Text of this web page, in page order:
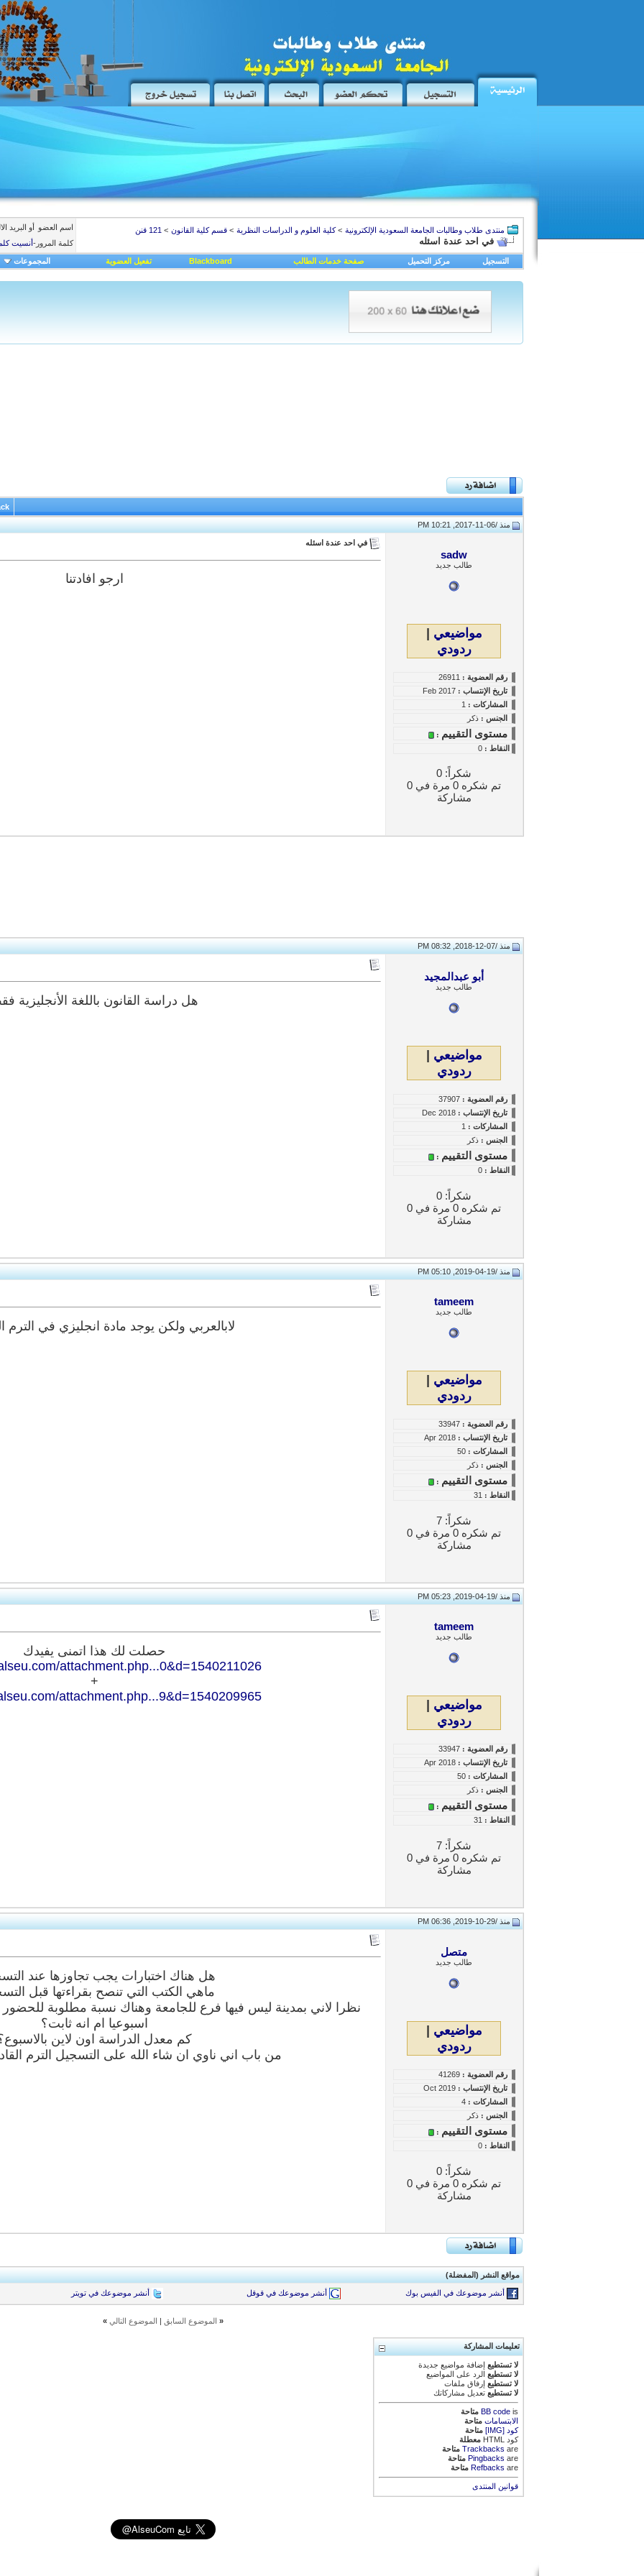
منتدى طلاب وطالبات الجامعة السعودية الإلكترونية >كلية العلوم و الدراسات النظرية >قسم كلية القانون > 121 قنن
في احد عندة اسئله
اسم العضو أو البريد
كلمة المرور-أنسيت
التسجيل مركز التحميل صفحة خدمات الطالب Blackboard تفعيل العضوية المجموعات
منذ /06-11-2017, 10:21 PM
sadw
طالب جديد
مواضيعي |
ردودي
رقم العضوية : 26911
تاريخ الإنتساب :
Feb 2017
المشاركات : 1
الجنس :ذكر
مستوى التقييم :
النقاط :
0
شكراً: 0
تم شكره 0 مرة في 0
مشاركة
في احد عندة اسئله
ارجو افادتنا
منذ /07-12-2018, 08:32 PM
أبو عبدالمجيد
طالب جديد
مواضيعي
ردودي
رقم العضوية :37907
تاريخ الإنتساب :
Dec 2018
المشاركات : 1
الجنس :ذكر
مستوى التقييم :
النقاط :
0
شكراً: 0
تم شكره 0 مرة في 0
مشاركة
هل دراسة القانون باللغة الأنجليزية
منذ /19-04-2019, 05:10 PM
tameem
طالب جديد
مواضيعي
ردودي
رقم العضوية :33947
تاريخ الإنتساب :
Apr 2018
المشاركات :50
الجنس :ذكر
مستوى التقييم :
النقاط :
31
شكراً: 7
تم شكره 0 مرة في 0
مشاركة
لابالعربي ولكن يوجد مادة انجليزي في الترم
منذ /19-04-2019, 05:23 PM
tameem
طالب جديد
مواضيعي
ردودي
رقم العضوية :33947
تاريخ الإنتساب :
Apr 2018
المشاركات :50
الجنس :ذكر
مستوى التقييم :
النقاط :
31
شكراً: 7
تم شكره 0 مرة في 0
مشاركة
حصلت لك هذا اتمنى يفيدك
attachment.php...0&d=1540211026
+
attachment.php...9&d=1540209965
منذ /29-10-2019, 06:36 PM
متصل
طالب جديد
مواضيعي
ردودي
رقم العضوية :41269
تاريخ الإنتساب :
Oct 2019
المشاركات :4
الجنس :ذكر
مستوى التقييم :
النقاط :
0
شكراً: 0
تم شكره 0 مرة في 0
مشاركة
هل هناك اختبارات يجب تجاوزها عند
ماهي الكتب التي تنصح بقراءتها قبل
نظرا لاني بمدينة ليس فيها فرع للجامعة وهناك نسبة مطلوبة
اسبوعيا ام انه ثابت؟
كم معدل الدراسة اون لاين
من باب اني ناوي ان شاء الله على التسجيل الترم
مواقع النشر (المفضلة)
أنشر موضوعك في الفيس بوك أنشر موضوعك في قوقل أنشر موضوعك في تويتر
« الموضوع السابق الموضوع التالي »
تعليمات المشاركة
لا تستطيع إضافة مواضيع جديدة
لا تستطيع
الرد على المواضيع
لا تستطيع إرفاق ملفات
لا تستطيع تعديل مشاركاتك
BB codeis
متاحة
الابتسامات متاحة
كود [IMG]
متاحة
كود HTML
معطلة
Trackbacks are
متاحة
Pingbacks are
متاحة
Refbacks are متاحة
قوانين المنتدى